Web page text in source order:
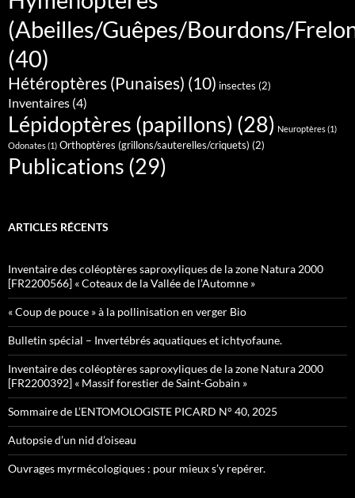
(Abeilles/Guêpes/Bourdons/
(40)
Hétéroptères (Punaises) (10) insectes (2)
Inventaires (4)
Lépidoptères (papillons) (28) Neuroptères(1)
Odonates(1) Orthoptères (grillons/sauterelles/criquets) (2)
Publications (29)
ARTICLES RÉCENTS
Inventaire des coléoptères saproxyliques de la zone Natura 2000
[FR2200566] « Coteaux de la Vallée de l’Automne »
« Coup de pouce » à la pollinisation en verger Bio
Bulletin spécial – Invertébrés aquatiques et ichtyofaune.
Inventaire des coléoptères saproxyliques de la zone Natura 2000
[FR2200392] « Massif forestier de Saint-Gobain »
Sommaire de L’ENTOMOLOGISTE PICARD N° 40, 2025
Autopsie d’un nid d’oiseau
Ouvrages myrmécologiques : pour mieux s’y repérer.